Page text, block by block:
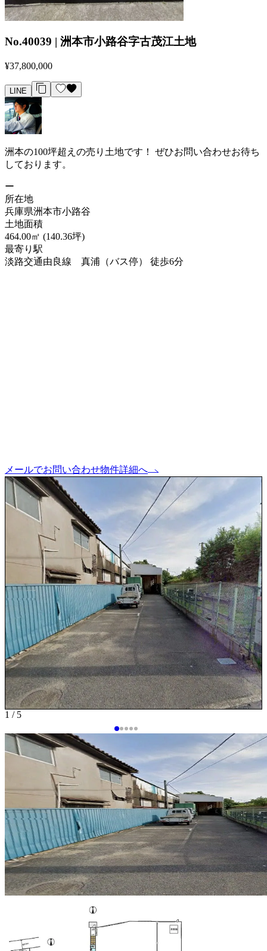
No.40039 | 洲本市小路谷字古茂江土地
¥37,800,000
LINE
洲本の100坪超えの売り土地です！ ぜひお問い合わせお待ち
しております。
ー
所在地
兵庫県洲本市小路谷
土地面積
464.00㎡ (140.36坪)
最寄り駅
淡路交通由良線 真浦（バス停） 徒歩6分
メールでお問い合わせ物件詳細へ
1 / 5